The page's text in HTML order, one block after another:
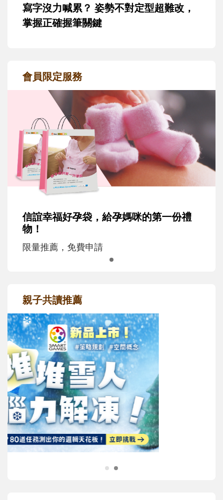
寫字沒力喊累？ 姿勢不對定型超難改，
掌握正確握筆關鍵
會員限定服務
信誼幸福好孕袋，給孕媽咪的第一份禮
物！
限量推薦，免費申請
親子共讀推薦
最新活動